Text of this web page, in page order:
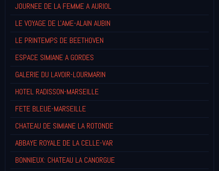
JOURNEE DE LA FEMME A AURIOL
LE VOYAGE DE L'AME-ALAIN AUBIN
LE PRINTEMPS DE BEETHOVEN
ESPACE SIMIANE A GORDES
GALERIE DU LAVOIR-LOURMARIN
HOTEL RADISSON-MARSEILLE
FETE BLEUE-MARSEILLE
CHATEAU DE SIMIANE LA ROTONDE
ABBAYE ROYALE DE LA CELLE-VAR
BONNIEUX: CHATEAU LA CANORGUE